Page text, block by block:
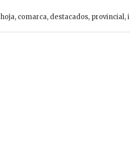
hoja, comarca, destacados, provincial,